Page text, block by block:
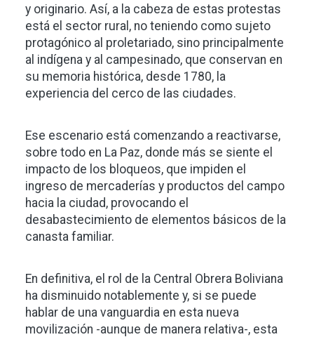
y originario. Así, a la cabeza de estas protestas
está el sector rural, no teniendo como sujeto
protagónico al proletariado, sino principalmente
al indígena y al campesinado, que conservan en
su memoria histórica, desde 1780, la
experiencia del cerco de las ciudades.
Ese escenario está comenzando a reactivarse,
sobre todo en La Paz, donde más se siente el
impacto de los bloqueos, que impiden el
ingreso de mercaderías y productos del campo
hacia la ciudad, provocando el
desabastecimiento de elementos básicos de la
canasta familiar.
En definitiva, el rol de la Central Obrera Boliviana
ha disminuido notablemente y, si se puede
hablar de una vanguardia en esta nueva
movilización -aunque de manera relativa-, esta